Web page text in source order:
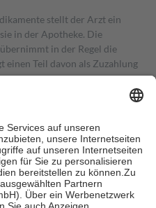
stellt der Arzt ein
in der Apotheke. Die
in der Regel die
einen Teil davon als Zuzahlung
in Höhe von zehn
nie mehr als die tatsächlichen
auch für Online-Apotheken.
beträgt die
sowie zehn Euro je